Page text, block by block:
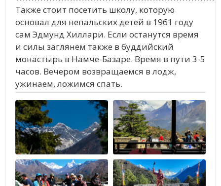
Также стоит посетить школу, которую
основал для непальских детей в 1961 году
сам Эдмунд Хиллари. Если останутся время
и силы заглянем также в буддийский
монастырь в Намче-Базаре. Время в пути 3-5
часов. Вечером возвращаемся в лодж,
ужинаем, ложимся спать.